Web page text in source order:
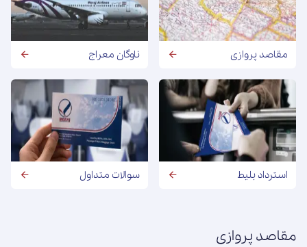
مقاصد پروازی ناوگان معراج
استرداد بلیط سوالات متداول
مقاصد پروازی